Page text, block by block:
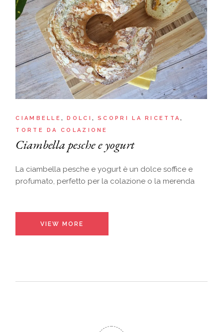
CIAMBELLE DOLCI
SCOPRI LA RICETTA
TORTE DA COLAZIONE
Ciambella pesche e yogurt
La ciambella pesche e yogurt è un dolce soffice e
profumato, perfetto per la colazione o la merenda
VIEW MORE